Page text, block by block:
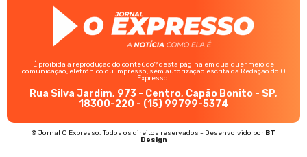
É proibida a reprodução do conteúdo? desta página em qualquer meio de
comunicação, eletrônico ou impresso, sem autorização escrita da Redação do O
Expresso.
Rua Silva Jardim, 973 - Centro, Capão Bonito - SP,
18300-220 - (15) 99799-5374
© Jornal O Expresso. Todos os direitos reservados - Desenvolvido por BT
Design